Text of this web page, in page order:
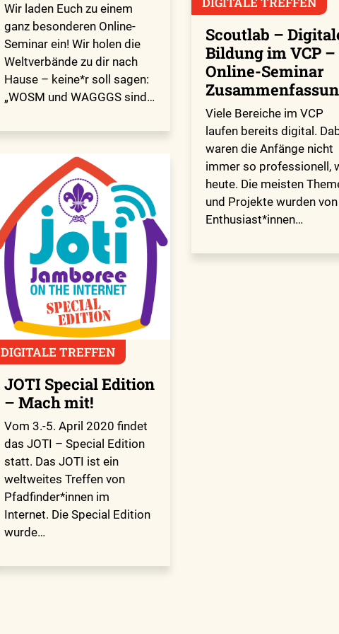
Wir laden Euch zu einem
ganz besonderen Online-
Seminar ein! Wir holen die
Weltverbände zu dir nach
Hause – keine*r soll sagen:
„WOSM und WAGGGS sind…
DIGITALE TREFFEN
JOTI Special Edition
– Mach mit!
Vom 3.-5. April 2020 findet
das JOTI – Special Edition
statt. Das JOTI ist ein
weltweites Treffen von
Pfadfinder*innen im
Internet. Die Special Edition
wurde…
Scoutlab –
Bildung im VCP –
Online-Seminar
Viele Bereiche im VCP
laufen bereits digital.
waren die Anfänge nicht
immer so professionell,
heute. Die meisten
und Projekte wurden von
Enthusiast*innen…